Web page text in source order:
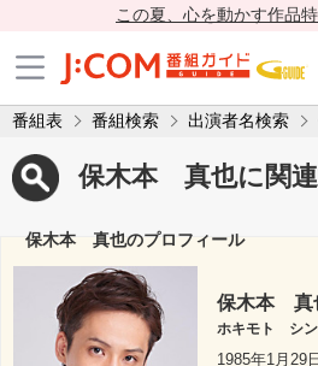
この夏、心を動かす作品
番組表 番組検索 出演者名検索
保木本 真也に関連
保木本 真也のプロフィール
保木本 真
ホキモト シ
1985年1月29